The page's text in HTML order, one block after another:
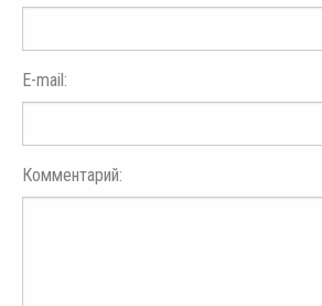
E-mail:
Комментарий: